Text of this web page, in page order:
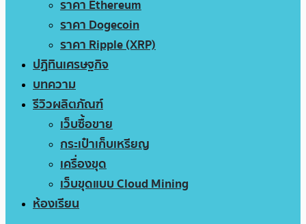
ราคา Ethereum
ราคา Dogecoin
ราคา Ripple (XRP)
ปฏิทินเศรษฐกิจ
บทความ
รีวิวผลิตภัณฑ์
เว็บซื้อขาย
กระเป๋าเก็บเหรียญ
เครื่องขุด
เว็บขุดแบบ Cloud Mining
ห้องเรียน